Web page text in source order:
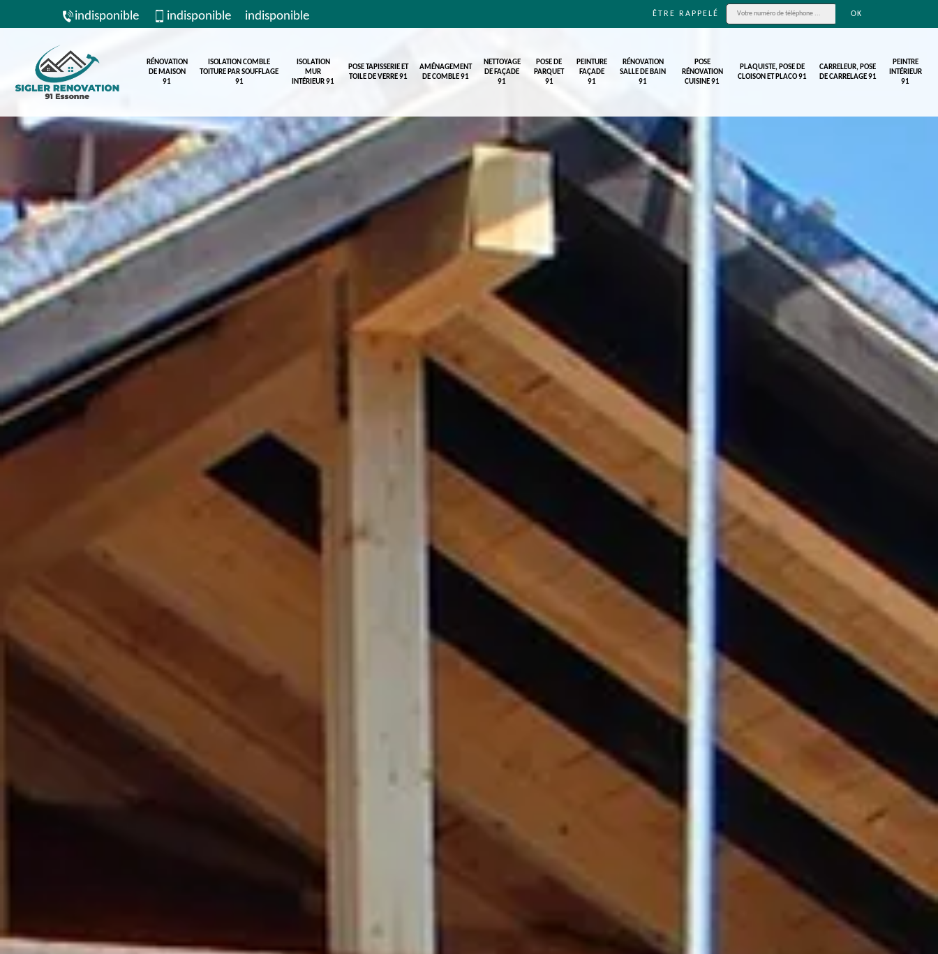
indisponible indisponible indisponible ÊTRE RAPPELÉ
RÉNOVATION
DE MAISON
91
ISOLATION COMBLE
TOITURE PAR SOUFFLAGE
91
ISOLATION
MUR
INTÉRIEUR 91
POSE TAPISSERIE ET
TOILE DE VERRE 91
AMÉNAGEMENT
DE COMBLE 91
NETTOYAGE
DE FAÇADE
91
POSE DE
PARQUET
91
PEINTURE
FAÇADE
91
RÉNOVATION
SALLE DE BAIN
91
POSE
RÉNOVATION
CUISINE 91
PLAQUISTE, POSE DE
CLOISON ET PLACO 91
CARRELEUR, POSE
DE CARRELAGE 91
PEINTRE
INTÉRIEUR
91